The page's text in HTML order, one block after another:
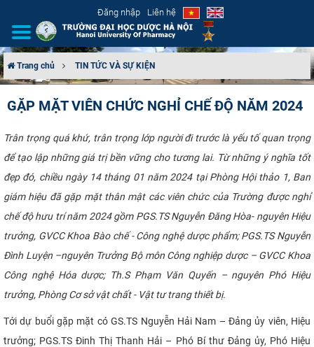
Đăng nhập Liên hệ
TUYỂN SINH
ĐÀO TẠO
ĐẢM BẢO CHẤT LƯỢNG
KHOA HỌC CÔNG NGHỆ
HTQT
CỰU NGƯỜI HỌC
Trang chủ TIN TỨC VÀ SỰ KIỆN
GẶP MẶT VIÊN CHỨC NGHỈ CHẾ ĐỘ NĂM 2024
Trân trọng quá khứ, trân trọng lớp người đi trước là yếu tố quan trọng
để tạo lập những giá trị bền vững cho tương lai. Từ những ý nghĩa tốt
đẹp đó, chiều ngày 14 tháng 01 năm 2024 tại Phòng Hội thảo 1, Ban
giám hiệu đã gặp mặt thân mật các viên chức của Trường được nghỉ
chế độ hưu trí năm 2024 gồm PGS.TS Nguyễn Đăng Hòa- nguyên Hiệu
trưởng, GVCC Khoa Bào chế - Công nghệ dược phẩm; PGS.TS Nguyễn
Đình Luyện –nguyên Trưởng Bộ môn Công nghiệp dược – GVCC Khoa
Công nghệ Hóa dược; Th.S Phạm Văn Quyến – nguyên Phó Hiệu
trưởng, Phòng Cơ sở vật chất - Vật tư trang thiết bị.
Tới dự buổi gặp mặt có GS.TS Nguyễn Hải Nam – Đảng ủy viên, Hiệu
trưởng; PGS.TS Đinh Thị Thanh Hải – Phó Bí thư Đảng ủy, Phó Hiệu